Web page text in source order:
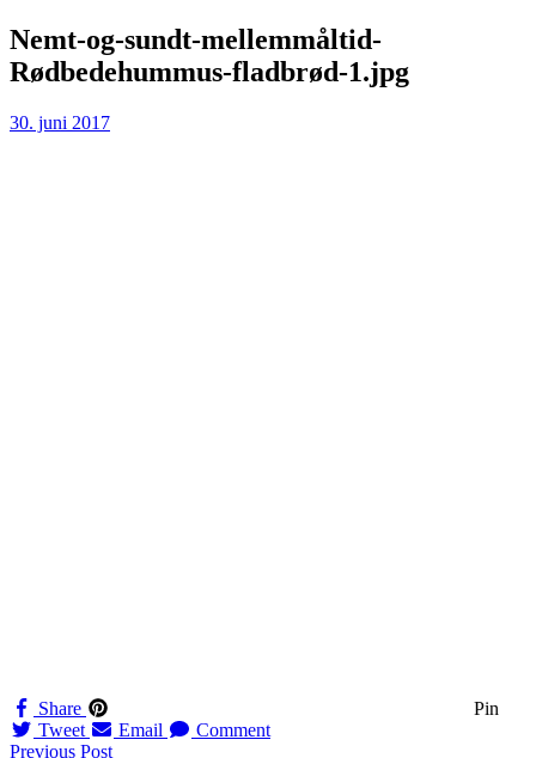
Skip
to
content
Nemt-og-sundt-mellemmåltid-
Rødbedehummus-fladbrød-1.jpg
30. juni 2017
Share
Pin
Tweet
Email Comment
Previous Post